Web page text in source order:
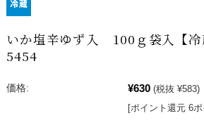
いか塩辛ゆず入 100ｇ袋入【冷
5454
価格: ¥630 (税抜 ¥583)
[ポイント還元 6